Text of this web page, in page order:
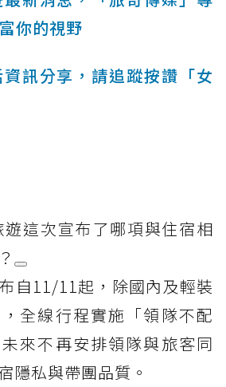
你的視野
訊分享，請追蹤按讚「女
這次宣布了哪項與住宿相
自11/11起，除國內及輕裝
，全線行程實施「領隊不配
來不再安排領隊與旅客同
隱私與帶團品質。